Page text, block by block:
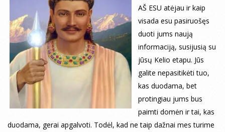
AŠ ESU atėjau ir kaip
visada esu pasiruošęs
duoti jums naują
informaciją, susijusią su
jūsų Kelio etapu. Jūs
galite nepasitikėti tuo,
kas duodama, bet
protingiau jums bus
paimti domėn ir tai, kas
duodama, gerai apgalvoti. Todėl, kad ne taip dažnai mes turime